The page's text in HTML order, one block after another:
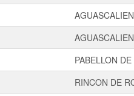
PABELLON
RINCON DE